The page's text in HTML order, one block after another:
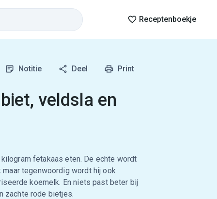
Receptenboekje
Notitie Deel Print
veldsla en
fetakaas eten. De echte wordt
tegenwoordig wordt hij ook
koemelk. En niets past beter bij
zachte rode bietjes.